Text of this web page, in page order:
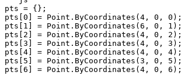
pts = {};
pts[0] = Point.ByCoordinates(4, 0, 0);
pts[1] = Point.ByCoordinates(6, 0, 1);
pts[2] = Point.ByCoordinates(4, 0, 2);
pts[3] = Point.ByCoordinates(4, 0, 3);
pts[4] = Point.ByCoordinates(4, 0, 4);
pts[5] = Point.ByCoordinates(3, 0, 5);
pts[6] = Point.ByCoordinates(4, 0, 6);